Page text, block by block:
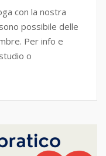
con la nostra
possibile delle
Per info e
o